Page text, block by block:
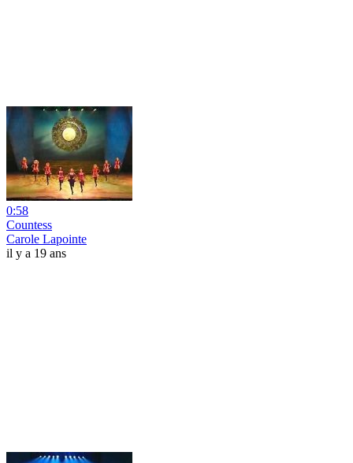
0:58
Countess
Carole Lapointe
il y a 19 ans